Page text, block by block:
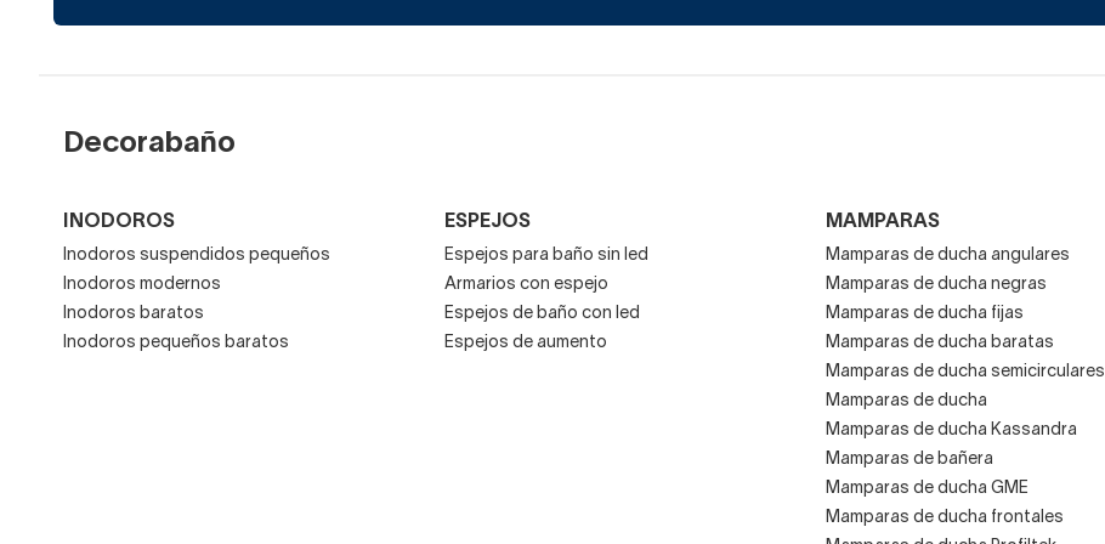
termostática la tienes en torno a 200-250 euros. Luego
hay modelos más sofisticados y con tecnologías
más punteras, consúltalos también si te
Grifería Grohe para baño con
Decorabaño
INODOROS
Inodoros suspendidos pequeños
Inodoros modernos
Inodoros baratos
Inodoros pequeños baratos
ESPEJOS
Espejos para baño sin led
Armarios con espejo
Espejos de baño con led
Espejos de aumento
MAMPARAS
Mamparas de ducha angulares
Mamparas de ducha negras
Mamparas de ducha fijas
Mamparas de ducha baratas
Mamparas de ducha semicirculares
Mamparas de ducha
Mamparas de ducha Kassandra
Mamparas de bañera
Mamparas de ducha GME
Mamparas de ducha frontales